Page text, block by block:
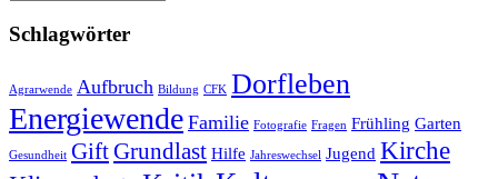
Schlagwörter
Agrarwende Aufbruch Bildung CFK Dorfleben
Energiewende Familie Fotografie Fragen Frühling Garten
Gesundheit GiftGrundlast Hilfe Jahreswechsel Jugend Kirche